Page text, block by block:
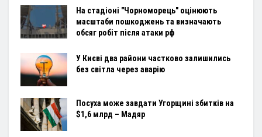
На стадіоні "Чорноморець" оцінюють
масштаби пошкоджень та визначають
обсяг робіт після атаки рф
У Києві два райони частково залишились
без світла через аварію
Посуха може завдати Угорщині збитків на
$1,6 млрд – Мадяр